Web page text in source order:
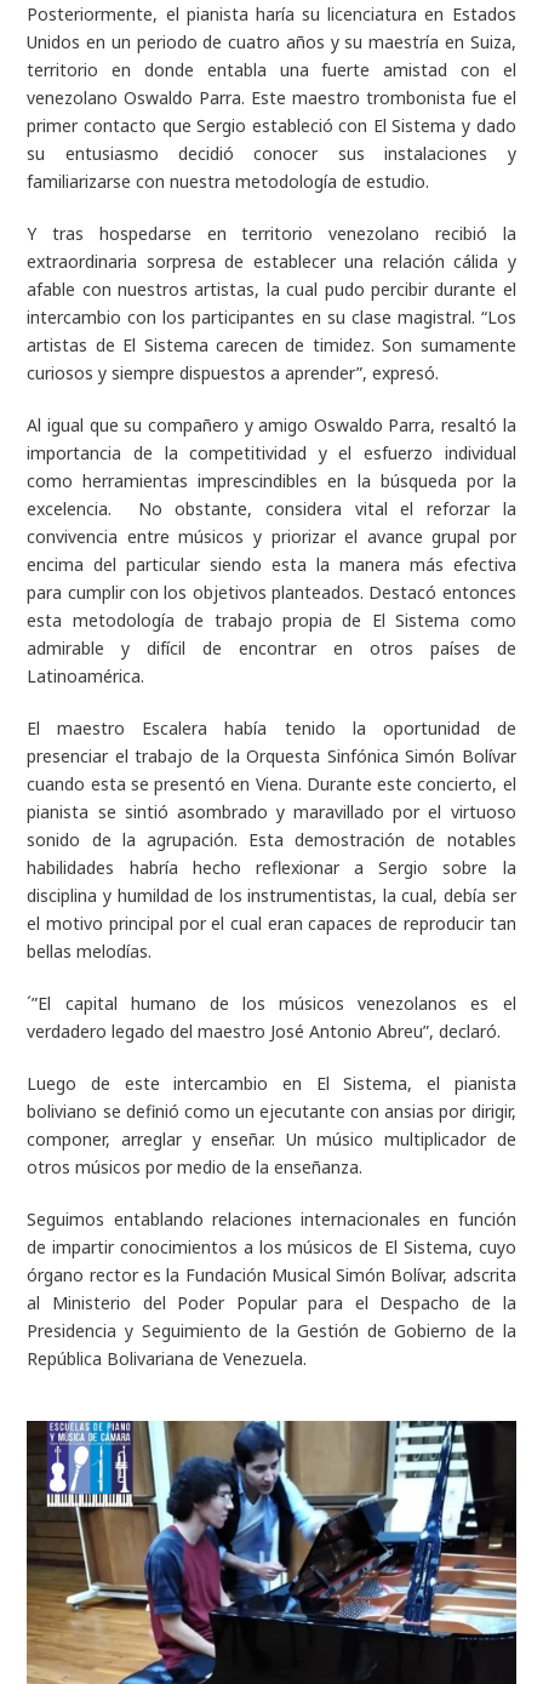
Posteriormente, el pianista haría su licenciatura en Estados
Unidos en un periodo de cuatro años y su maestría en Suiza,
territorio en donde entabla una fuerte amistad con el
venezolano Oswaldo Parra. Este maestro trombonista fue el
primer contacto que Sergio estableció con El Sistema y dado
su entusiasmo decidió conocer sus instalaciones y
familiarizarse con nuestra metodología de estudio.
Y tras hospedarse en territorio venezolano recibió la
extraordinaria sorpresa de establecer una relación cálida y
afable con nuestros artistas, la cual pudo percibir durante el
intercambio con los participantes en su clase magistral. “Los
artistas de El Sistema carecen de timidez. Son sumamente
curiosos y siempre dispuestos a aprender”, expresó.
Al igual que su compañero y amigo Oswaldo Parra, resaltó la
importancia de la competitividad y el esfuerzo individual
como herramientas imprescindibles en la búsqueda por la
excelencia. No obstante, considera vital el reforzar la
convivencia entre músicos y priorizar el avance grupal por
encima del particular siendo esta la manera más efectiva
para cumplir con los objetivos planteados. Destacó entonces
esta metodología de trabajo propia de El Sistema como
admirable y difícil de encontrar en otros países de
Latinoamérica.
El maestro Escalera había tenido la oportunidad de
presenciar el trabajo de la Orquesta Sinfónica Simón Bolívar
cuando esta se presentó en Viena. Durante este concierto, el
pianista se sintió asombrado y maravillado por el virtuoso
sonido de la agrupación. Esta demostración de notables
habilidades habría hecho reflexionar a Sergio sobre la
disciplina y humildad de los instrumentistas, la cual, debía ser
el motivo principal por el cual eran capaces de reproducir tan
bellas melodías.
´”El capital humano de los músicos venezolanos es el
verdadero legado del maestro José Antonio Abreu”, declaró.
Luego de este intercambio en El Sistema, el pianista
boliviano se definió como un ejecutante con ansias por dirigir,
componer, arreglar y enseñar. Un músico multiplicador de
otros músicos por medio de la enseñanza.
Seguimos entablando relaciones internacionales en función
de impartir conocimientos a los músicos de El Sistema, cuyo
órgano rector es la Fundación Musical Simón Bolívar, adscrita
al Ministerio del Poder Popular para el Despacho de la
Presidencia y Seguimiento de la Gestión de Gobierno de la
República Bolivariana de Venezuela.